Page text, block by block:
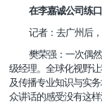
在李嘉诚公司练
记者：去广州后
樊荣强：一次偶
级经理。全球化视野
及传播专业知识与实
众讲话的感受没有这样